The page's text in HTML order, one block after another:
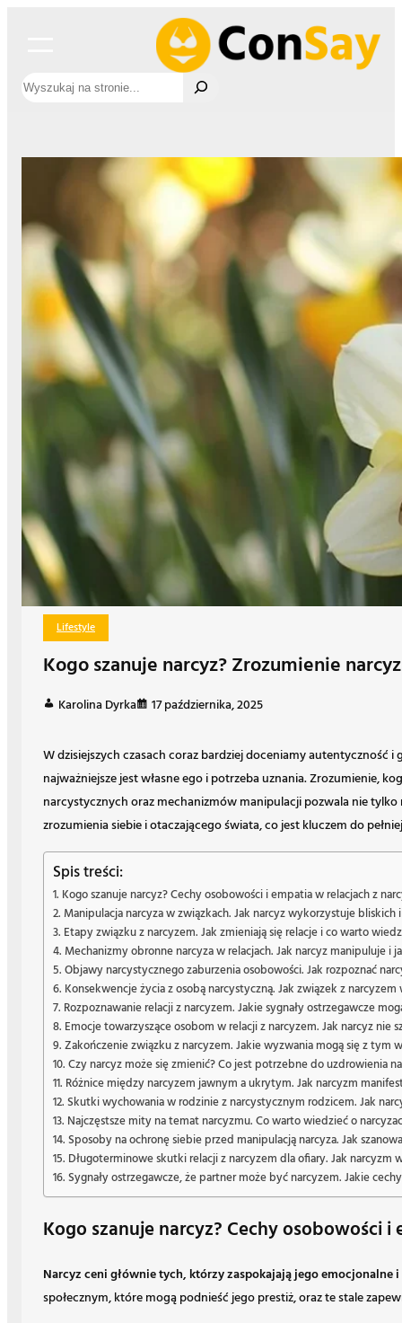
Szukaj
Lifestyle
Kogo szanuje narcyz? Zrozumienie
Karolina Dyrka 17 października, 2025
W dzisiejszych czasach coraz bardziej doceniamy autentyczność
najważniejsze jest własne ego i potrzeba uznania. Zrozumienie,
narcystycznych oraz mechanizmów manipulacji pozwala nie
zrozumienia siebie i otaczającego świata, co jest kluczem do
Spis treści:
Kogo szanuje narcyz? Cechy osobowości i empatia w relacjach z
Manipulacja narcyza w związkach. Jak narcyz wykorzystuje bliskich
Etapy związku z narcyzem. Jak zmieniają się relacje i co warto
Mechanizmy obronne narcyza w relacjach. Jak narcyz manipuluje i
Objawy narcystycznego zaburzenia osobowości. Jak rozpoznać
Konsekwencje życia z osobą narcystyczną. Jak związek z narcyzem
Rozpoznawanie relacji z narcyzem. Jakie sygnały ostrzegawcze
Emocje towarzyszące osobom w relacji z narcyzem. Jak narcyz nie
Zakończenie związku z narcyzem. Jakie wyzwania mogą się z tym
Czy narcyz może się zmienić? Co jest potrzebne do uzdrowienia
Różnice między narcyzem jawnym a ukrytym. Jak narcyzm
Skutki wychowania w rodzinie z narcystycznym rodzicem. Jak
Najczęstsze mity na temat narcyzmu. Co warto wiedzieć o
Sposoby na ochronę siebie przed manipulacją narcyza. Jak
Długoterminowe skutki relacji z narcyzem dla ofiary. Jak narcyzm
Sygnały ostrzegawcze, że partner może być narcyzem. Jakie
Kogo szanuje narcyz? Cechy osobowości
Narcyz ceni głównie tych, którzy zaspokajają jego emocjonalne
społecznym, które mogą podnieść jego prestiż, oraz te stale